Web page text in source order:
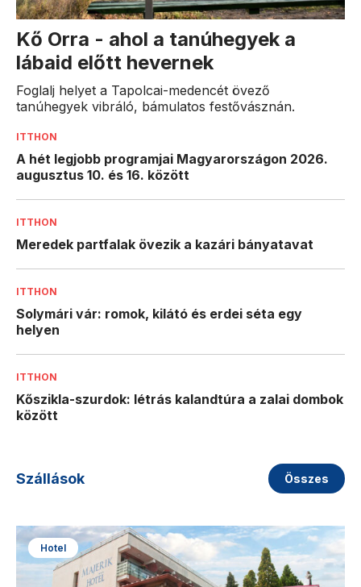
Kő Orra - ahol a tanúhegyek a
lábaid előtt hevernek
Foglalj helyet a Tapolcai-medencét övező
tanúhegyek vibráló, bámulatos festővásznán.
ITTHON
A hét legjobb programjai Magyarországon 2026.
augusztus 10. és 16. között
ITTHON
Meredek partfalak övezik a kazári bányatavat
ITTHON
Solymári vár: romok, kilátó és erdei séta egy
helyen
ITTHON
Kőszikla-szurdok: létrás kalandtúra a zalai dombok
között
Szállások Összes
Hotel